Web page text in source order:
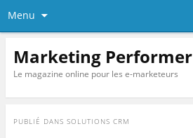
Menu
Marketing Performer
Le magazine online pour les e-marketeurs
PUBLIÉ DANS SOLUTIONS CRM